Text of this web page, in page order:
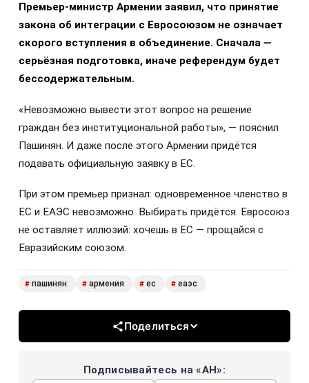
Премьер-министр Армении заявил, что принятие
закона об интеграции с Евросоюзом не означает
скорого вступления в объединение. Сначала —
серьёзная подготовка, иначе референдум будет
бессодержательным.
«Невозможно вывести этот вопрос на решение
граждан без институциональной работы», — пояснил
Пашинян. И даже после этого Армении придётся
подавать официальную заявку в ЕС.
При этом премьер признал: одновременное членство в
ЕС и ЕАЭС невозможно. Выбирать придётся. Евросоюз
не оставляет иллюзий: хочешь в ЕС — прощайся с
Евразийским союзом.
# пашинян # армения # ес # еаэс
Поделиться
Подписывайтесь на «АН»: